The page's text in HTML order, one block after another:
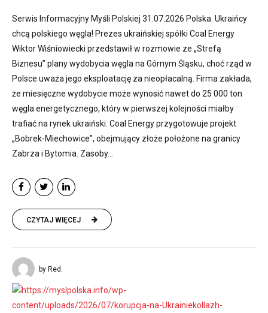
Serwis Informacyjny Myśli Polskiej 31.07.2026 Polska. Ukraińcy
chcą polskiego węgla! Prezes ukraińskiej spółki Coal Energy
Wiktor Wiśniowiecki przedstawił w rozmowie ze „Strefą
Biznesu” plany wydobycia węgla na Górnym Śląsku, choć rząd w
Polsce uważa jego eksploatację za nieopłacalną. Firma zakłada,
że miesięczne wydobycie może wynosić nawet do 25 000 ton
węgla energetycznego, który w pierwszej kolejności miałby
trafiać na rynek ukraiński. Coal Energy przygotowuje projekt
„Bobrek-Miechowice”, obejmujący złoże położone na granicy
Zabrza i Bytomia. Zasoby...
CZYTAJ WIĘCEJ
by Red.